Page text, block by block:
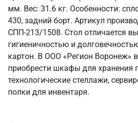
мм. Вес: 31.6 кг. Особенности:
430, задний борт. Артикул
СПП-213/1508. Стол отличается
гигиеничностью и
картон. В ООО «Регион Воронеж»
приобрести шкафы для хранения
технологические стеллажи,
полки для инвентаря.